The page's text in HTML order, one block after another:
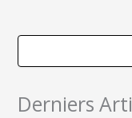
Derniers